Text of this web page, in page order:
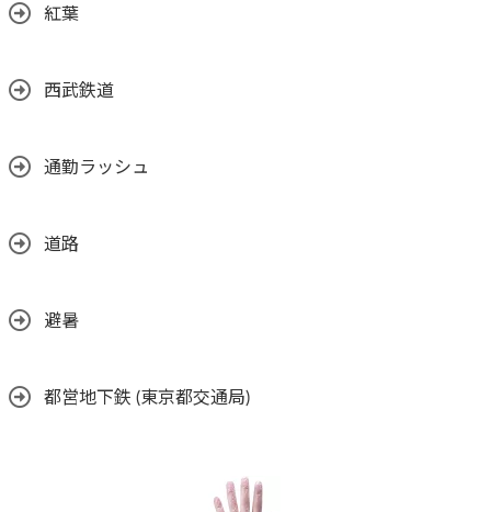
紅葉
西武鉄道
通勤ラッシュ
道路
避暑
都営地下鉄 (東京都交通局)